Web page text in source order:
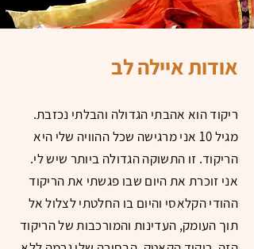
אודות איילה לב
ריקוד הוא אהבתי הגדולה והבלתי נכזבת.
מגיל 10 אני מרגישה שכל ההוויה שלי היא
הריקוד. זו התשוקה הגדולה ביותר שיש לי.
אני זוכרת את היום שבו פגשתי את הריקוד
ההודי הקלאסי והיום בו החלטתי לצלול אל
תוך העומק, העדינות והמורכבות של הריקוד